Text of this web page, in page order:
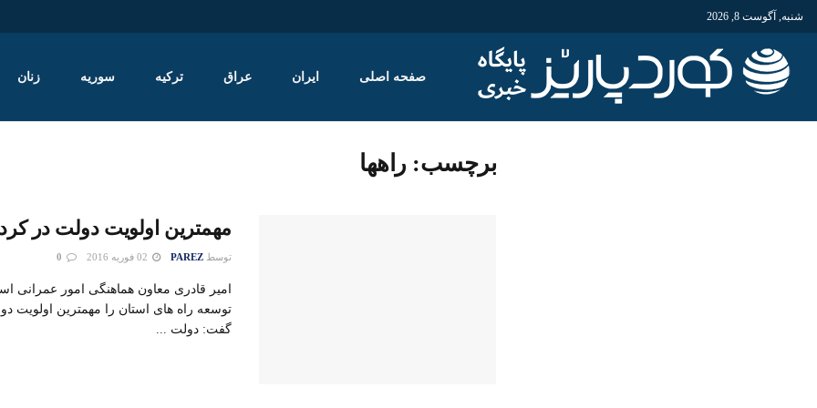
شنبه, آگوست 8, 2026
صفحه اصلی ایران عراق ترکیه سوریه زنان
برچسب: راهها
مهمترین اولویت دولت در
توسط PAREZ
امیر قادری معاون هماهنگی امور عمرانی
توسعه راه های استان را مهمترین اولویت
گفت: دولت ...